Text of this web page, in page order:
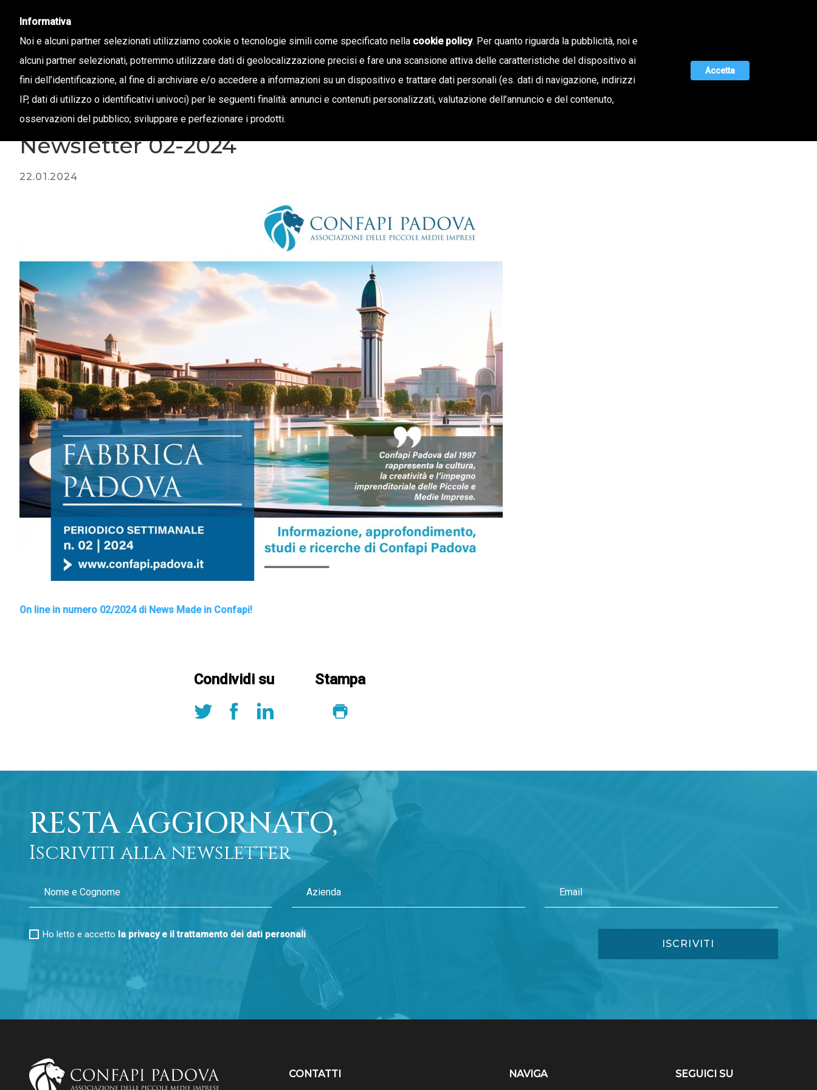
info@confapi.padova.it
CHI SIAMO STAMPA E TERRITORIO NOTIZIE OFFERTA DI VALORE MAGAZINE UNISCITI A NOI
Magazine /
Newsletter 02-2024
22.01.2024
On line in numero 02/2024 di News Made in Confapi!
Condividi su Stampa
RESTA AGGIORNATO,
Iscriviti alla newsletter
Ho letto e accetto la privacy e il trattamento dei dati personali
CONTATTI NAVIGA SEGUICI SU
Informativa
Noi e alcuni partner selezionati utilizziamo cookie o tecnologie simili come specificato nella cookie policy. Per quanto riguarda la pubblicità, noi e
alcuni partner selezionati, potremmo utilizzare dati di geolocalizzazione precisi e fare una scansione attiva delle caratteristiche del dispositivo ai
fini dell’identificazione, al fine di archiviare e/o accedere a informazioni su un dispositivo e trattare dati personali (es. dati di navigazione, indirizzi
IP, dati di utilizzo o identificativi univoci) per le seguenti finalità: annunci e contenuti personalizzati, valutazione dell’annuncio e del contenuto,
osservazioni del pubblico; sviluppare e perfezionare i prodotti.
Accetta